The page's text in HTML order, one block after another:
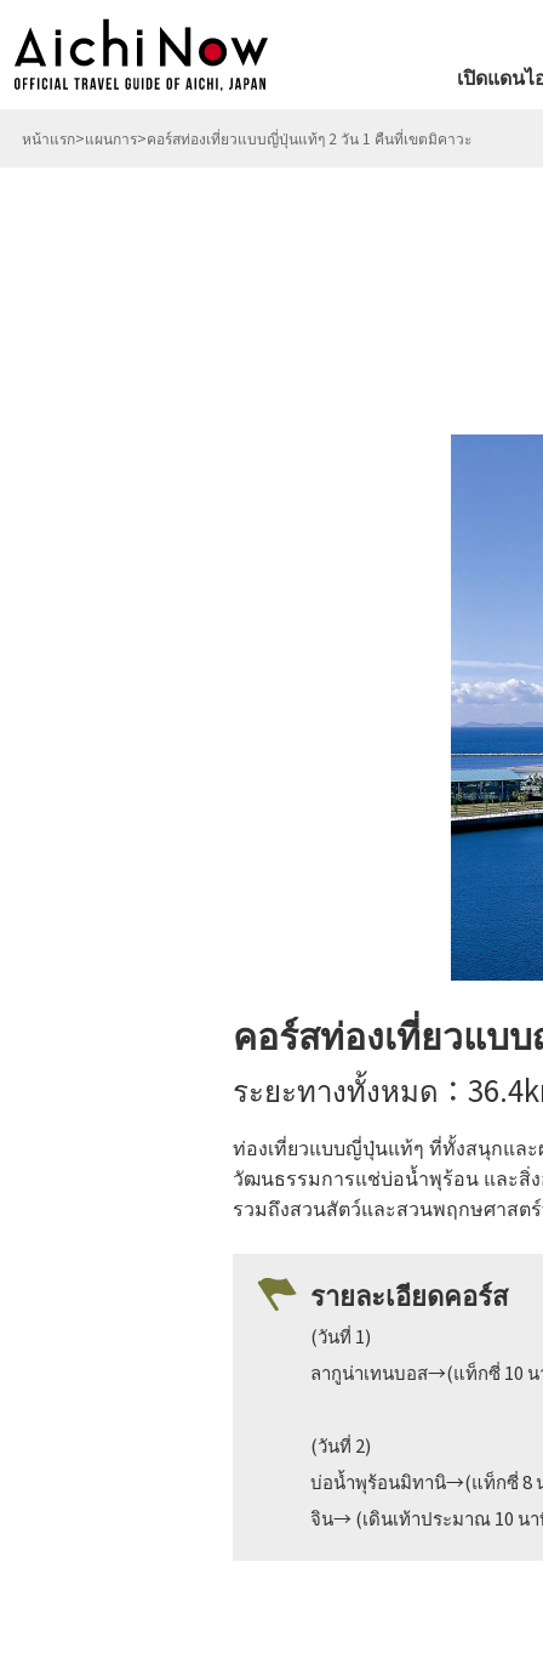
เปิดแดนไ
หน้าแรก แผนการ คอร์สท่องเที่ยวแบบญี่ปุ่นแท้ๆ 2 วัน 1 คืนที่เขตมิคาวะ
คอร์สท่องเที่ยวแบ
ระยะทางทั้งหมด：
ท่องเที่ยวแบบญี่ปุ่นแท้ๆ ที่ทั้งสนุกและ
วัฒนธรรมการแช่บ่อน้ำพุร้อน และสิ่ง
รวมถึงสวนสัตว์และสวนพฤกษศาสต
รายละเอียดคอร์ส
(วันที่ 1)
ลากูน่าเทนบอส→(แท็กซี่ 10
(วันที่ 2)
บ่อน้ำพุร้อนมิทานิ→(แท็กซี่ 8 น
จิน→ (เดินเท้าประมาณ 10 น